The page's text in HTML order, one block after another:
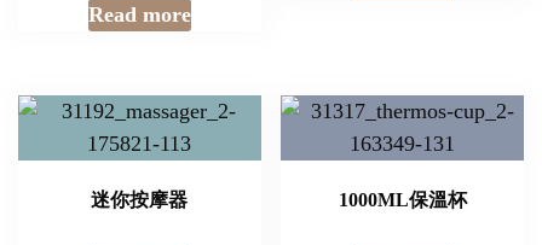
Read more
迷你按摩器 1000ML保溫杯